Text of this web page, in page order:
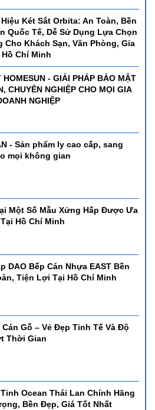
Két Sắt Orbita: An Toàn, Bền
Quốc Tế, Dễ Sử Dụng Lựa Chọn
Cho Khách Sạn, Văn Phòng, Gia
Chí Minh
HOMESUN - GIẢI PHÁP BẢO MẬT
CHUYÊN NGHIỆP CHO MỌI GIA
NGHIỆP
- Sản phẩm ly cao cấp, sang
mọi không gian
Một Số Mẫu Xửng Hấp Được Ưa
Hồ Chí Minh
DAO Bếp Cán Nhựa EAST Bền
Tiện Lợi Tại Hồ Chí Minh
Cán Gỗ – Vẻ Đẹp Tinh Tế Và Độ
Thời Gian
Ocean Thái Lan Chính Hãng
Bền Đẹp, Giá Tốt Nhất